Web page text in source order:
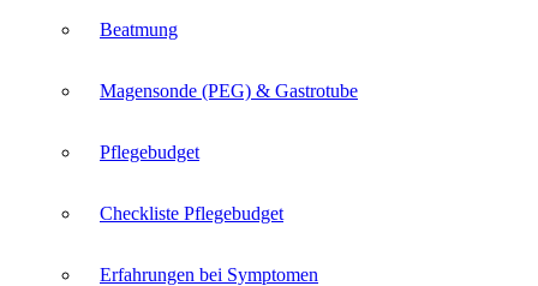
Beatmung
Magensonde (PEG) & Gastrotube
Pflegebudget
Checkliste Pflegebudget
Erfahrungen bei Symptomen